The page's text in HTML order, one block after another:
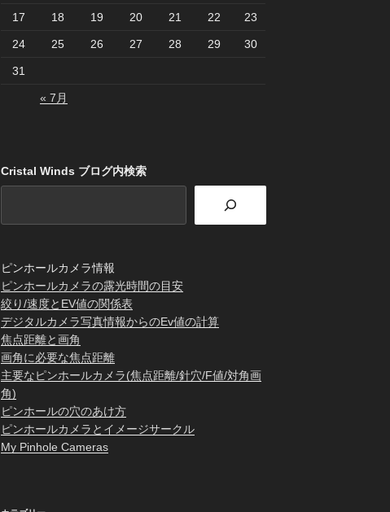
17 18 19 20 21 22 23
24 25 26 27 28 29 30
31
« 7月
Cristal Winds ブログ内検索
ピンホールカメラ情報
ピンホールカメラの露光時間の目安
絞り/速度とEV値の関係表
デジタルカメラ写真情報からのEv値の計算
焦点距離と画角
画角に必要な焦点距離
主要なピンホールカメラ(焦点距離/針穴/F値/対角画
角)
ピンホールの穴のあけ方
ピンホールカメラとイメージサークル
My Pinhole Cameras